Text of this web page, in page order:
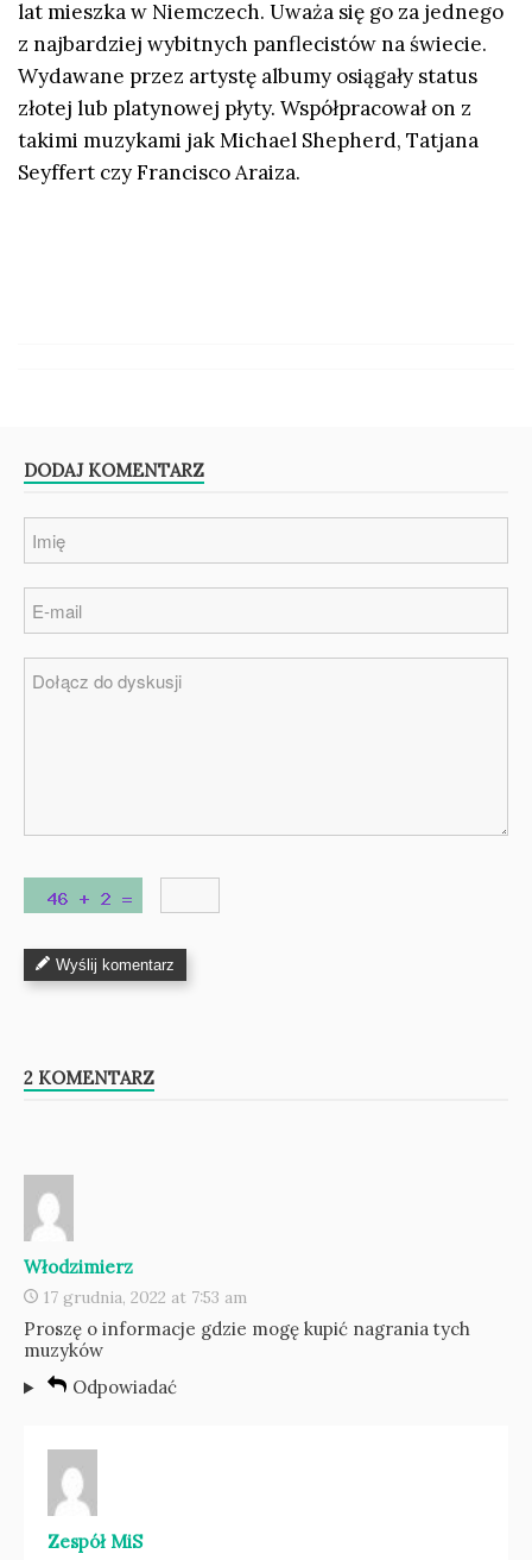
lat mieszka w Niemczech. Uważa się go za jednego
z najbardziej wybitnych panflecistów na świecie.
Wydawane przez artystę albumy osiągały status
złotej lub platynowej płyty. Współpracował on z
takimi muzykami jak Michael Shepherd, Tatjana
Seyffert czy Francisco Araiza.
DODAJ KOMENTARZ
Wyślij komentarz
2 KOMENTARZ
Włodzimierz
17 grudnia, 2022 at 7:53 am
Proszę o informacje gdzie mogę kupić nagrania tych
muzyków
Odpowiadać
Zespół MiS